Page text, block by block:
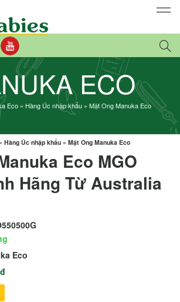
ECO
Eco» Hàng Úc nhập khẩu» Mật Ong Manuka Eco
» Hàng Úc nhập khẩu » Mật Ong Manuka Eco
Eco MGO
Hãng Từ Australia
Eco